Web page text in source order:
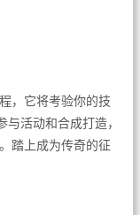
，它将考验你的技
活动和合成打造，
踏上成为传奇的征